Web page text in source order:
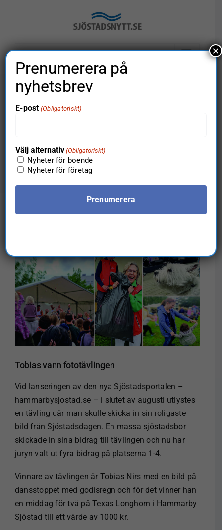
Tobias vann
fototävlingen
Föregående
större
bild
Tobias vann fototävlingen
Vid lanseringen av den nya Sjöstadsportalen –
hammarbysjostad.se – i slutet av augusti utlystes
en tävling där man skulle skicka in sin roligaste
bild från Sjöstadsdagen. En massa sjöstadsbor
skickade in sina bidrag till tävlingen och nu har
juryn valt ut fyra bidrag på platserna 1-4.
Vinnare av tävlingen är Tobias Nirs med en bild på
dansstoppet med godisregn och för det vinner han
en middag för två på Texas Longhorn i Hammarby
Sjöstad till ett värde av 1000 kr.
Prenumerera på
nyhetsbrev
E-post (Obligatoriskt)
Välj alternativ (Obligatoriskt)
Nyheter för boende
Nyheter för företag
×